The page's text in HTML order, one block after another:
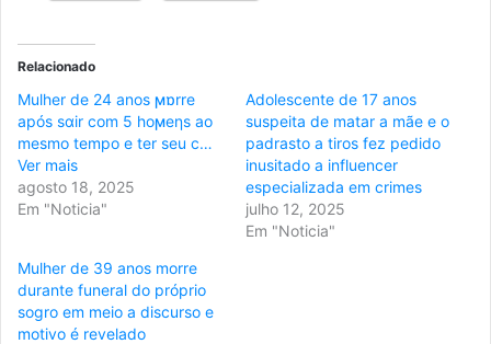
Relacionado
Mulher de 24 anos ϻɒrre
após sɑir com 5 hoϻeƞs ao
mesmo tempo e ter seu c…
Ver mais
agosto 18, 2025
Em "Noticia"
Adolescente de 17 anos
suspeita de matar a mãe e o
padrasto a tiros fez pedido
inusitado a influencer
especializada em crimes
julho 12, 2025
Em "Noticia"
Mulher de 39 anos morre
durante funeral do próprio
sogro em meio a discurso e
motivo é revelado